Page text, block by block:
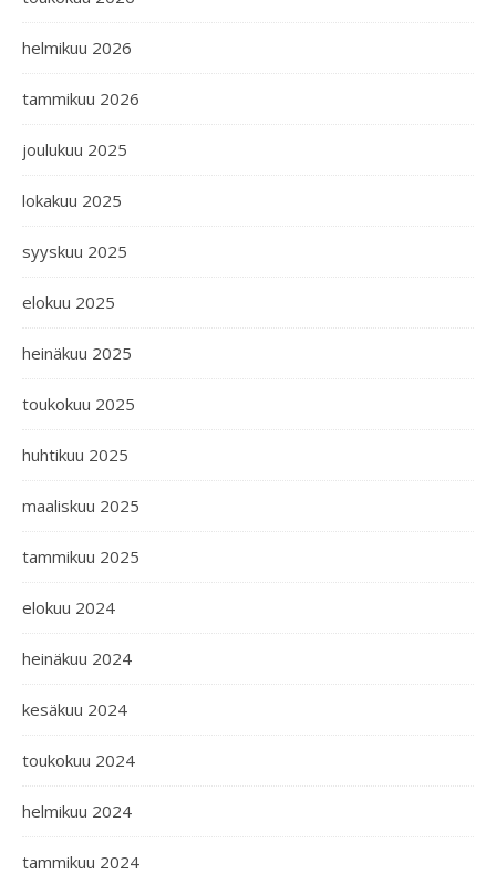
helmikuu 2026
tammikuu 2026
joulukuu 2025
lokakuu 2025
syyskuu 2025
elokuu 2025
heinäkuu 2025
toukokuu 2025
huhtikuu 2025
maaliskuu 2025
tammikuu 2025
elokuu 2024
heinäkuu 2024
kesäkuu 2024
toukokuu 2024
helmikuu 2024
tammikuu 2024